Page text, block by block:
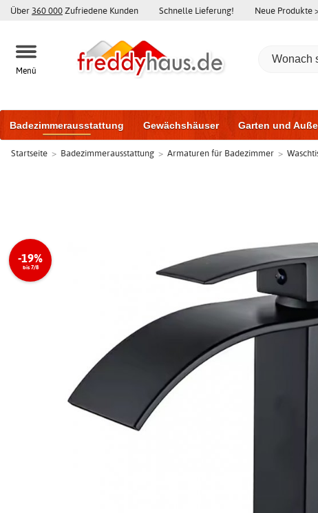
Über 360 000 Zufriedene Kunden Schnelle Lieferung! Neue Produkte
Menü
Badezimmerausstattung Gewächshäuser Garten und
Gartenhäuser und Schuppen Haustüren Fenster
Startseite > Badezimmerausstattung > Armaturen für Badezimmer >
-19%
bis 7/8